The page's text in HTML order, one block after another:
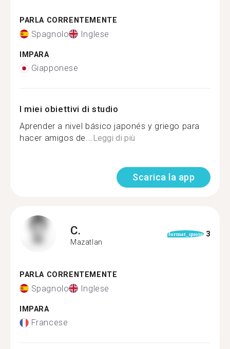
PARLA CORRENTEMENTE
Spagnolo Inglese
IMPARA
Giapponese
I miei obiettivi di studio
Aprender a nivel básico japonés y griego para
hacer amigos de...Leggi di più
Scarica la app
C.
Mazatlan
format_quote 3
PARLA CORRENTEMENTE
Spagnolo Inglese
IMPARA
Francese